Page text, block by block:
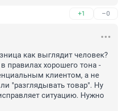
+1 –0
как выглядит человек?
правилах хорошего тона -
клиентом, а не
"разглядывать товар". Ну
ситуацию. Нужно